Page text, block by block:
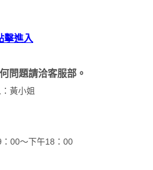
擊進入
問題請洽客服部。
黃小姐
00～下午18：00